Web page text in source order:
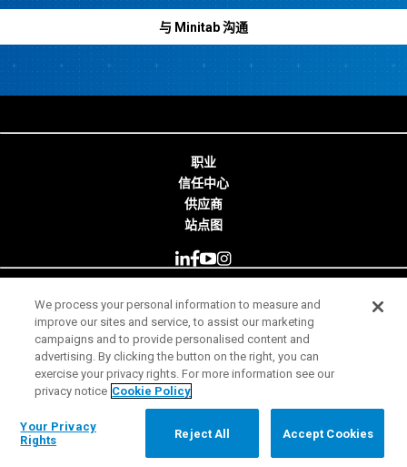
与 Minitab 沟通
职业
信任中心
供应商
站点图
© 2026 Minitab, LLC. All Rights Reserved.
使用条款
隐私声明
合法
We process your personal information to measure and
improve our sites and service, to assist our marketing
campaigns and to provide personalised content and
advertising. By clicking the button on the right, you can
exercise your privacy rights. For more information see our
privacy notice Cookie Policy
Your Privacy
Rights
Reject All Accept Cookies